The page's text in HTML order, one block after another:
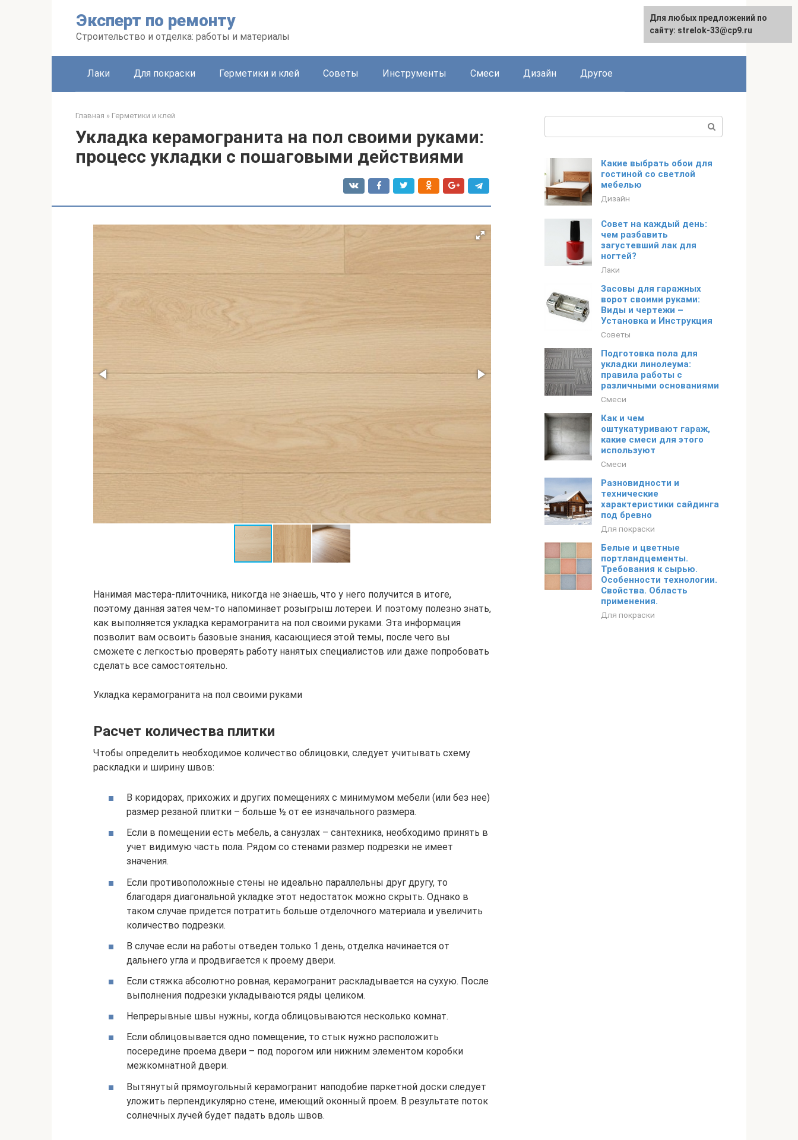
Эксперт по ремонту
Строительство и отделка: работы и материалы
Лаки Для покраски Герметики и клей Советы Инструменты Смеси Дизайн Другое
Главная » Герметики и клей
Укладка керамогранита на пол своими руками:
процесс укладки с пошаговыми действиями
Нанимая мастера-плиточника, никогда не знаешь, что у него получится в итоге,
поэтому данная затея чем-то напоминает розыгрыш лотереи. И поэтому полезно знать,
как выполняется укладка керамогранита на пол своими руками. Эта информация
позволит вам освоить базовые знания, касающиеся этой темы, после чего вы
сможете с легкостью проверять работу нанятых специалистов или даже попробовать
сделать все самостоятельно.
Укладка керамогранита на пол своими руками
Расчет количества плитки
Чтобы определить необходимое количество облицовки, следует учитывать схему
раскладки и ширину швов:
В коридорах, прихожих и других помещениях с минимумом мебели (или без нее)
размер резаной плитки – больше ½ от ее изначального размера.
Если в помещении есть мебель, а санузлах – сантехника, необходимо принять в
учет видимую часть пола. Рядом со стенами размер подрезки не имеет
значения.
Если противоположные стены не идеально параллельны друг другу, то
благодаря диагональной укладке этот недостаток можно скрыть. Однако в
таком случае придется потратить больше отделочного материала и увеличить
количество подрезки.
В случае если на работы отведен только 1 день, отделка начинается от
дальнего угла и продвигается к проему двери.
Если стяжка абсолютно ровная, керамогранит раскладывается на сухую. После
выполнения подрезки укладываются ряды целиком.
Непрерывные швы нужны, когда облицовываются несколько комнат.
Если облицовывается одно помещение, то стык нужно расположить
посередине проема двери – под порогом или нижним элементом коробки
межкомнатной двери.
Вытянутый прямоугольный керамогранит наподобие паркетной доски следует
уложить перпендикулярно стене, имеющий оконный проем. В результате поток
солнечных лучей будет падать вдоль швов.
Какие выбрать обои для
гостиной со светлой
мебелью
Дизайн
Совет на каждый день:
чем разбавить
загустевший лак для
ногтей?
Лаки
Засовы для гаражных
ворот своими руками:
Виды и чертежи –
Установка и Инструкция
Советы
Подготовка пола для
укладки линолеума:
правила работы с
различными основаниями
Смеси
Как и чем
оштукатуривают гараж,
какие смеси для этого
используют
Смеси
Разновидности и
технические
характеристики сайдинга
под бревно
Для покраски
Белые и цветные
портландцементы.
Требования к сырью.
Особенности технологии.
Свойства. Область
применения.
Для покраски
Для любых предложений по
сайту: strelok-33@cp9.ru
Для любых предложений по
сайту: strelok-33@cp9.ru